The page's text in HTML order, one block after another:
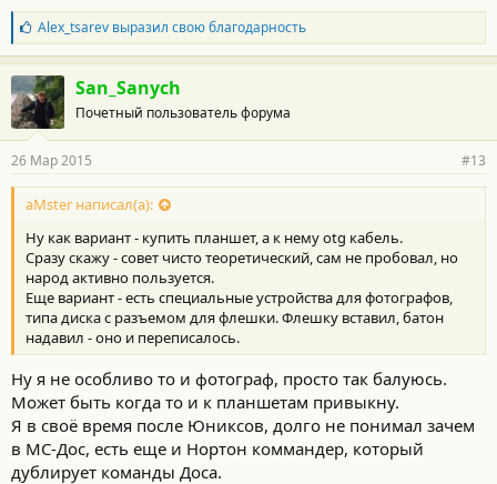
Б
л
а
г
о
а
н
о
с
и
:
Alex_tsarevвыразил свою благодарность
San_Sanych
Почетный пользователь форума
26 Мар 2015 #13
aMster написал(а):
Ну как вариант - купить планшет, а к нему otg кабель.
Сразу скажу - совет чисто теоретический, сам не пробовал, но
народ активно пользуется.
Еще вариант - есть специальные устройства для фотографов,
типа диска с разъемом для флешки. Флешку вставил, батон
надавил - оно и переписалось.
Ну я не особливо то и фотограф, просто так балуюсь.
Может быть когда то и к планшетам привыкну.
Я в своё время после Юниксов, долго не понимал зачем
в МС-Дос, есть еще и Нортон коммандер, который
дублирует команды Доса.